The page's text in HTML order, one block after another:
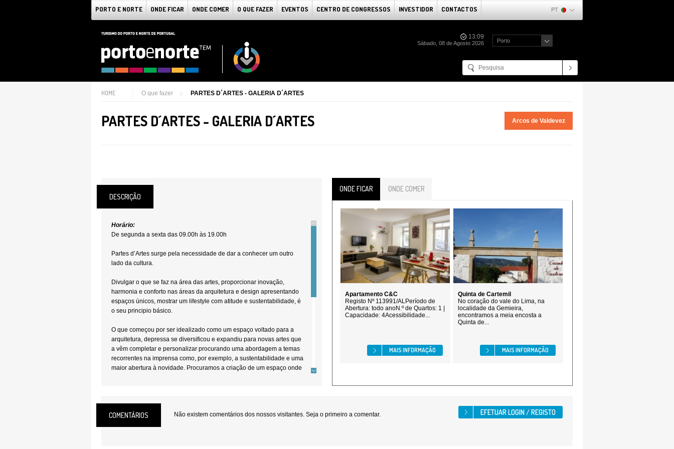
PORTO E NORTE ONDE FICAR ONDE COMER O QUE FAZER EVENTOS CENTRO DE CONGRESSOS INVESTIDOR CONTACTOS PT
13:09
Sábado, 08 de Agosto 2026 Porto
HOME O que fazer PARTES D´ARTES - GALERIA D´ARTES
PARTES D´ARTES - GALERIA D´ARTES Arcos de Valdevez
DESCRIÇÃO
Horário:
De segunda a sexta das 09.00h às 19.00h
Partes d’Artes surge pela necessidade de dar a conhecer um outro
lado da cultura.
Divulgar o que se faz na área das artes, proporcionar inovação,
harmonia e conforto nas áreas da arquitetura e design apresentando
espaços únicos, mostrar um lifestyle com atitude e sustentabilidade, é
o seu principio básico.
O que começou por ser idealizado como um espaço voltado para a
arquitetura, depressa se diversificou e expandiu para novas artes que
a vêm completar e personalizar procurando uma abordagem a temas
recorrentes na imprensa como, por exemplo, a sustentabilidade e uma
maior abertura à novidade. Procuramos a criação de um espaço onde
sintam que ocupam um papel importante na comunidade,
ONDE FICAR ONDE COMER
Apartamento C&C
Registo Nº 113991/ALPeríodo de
Abertura: todo anoN.º de Quartos: 1 |
Capacidade: 4Acessibilidade...
MAIS INFORMAÇÃO
Quinta de Cartemil
No coração do vale do Lima, na
localidade da Gemieira,
encontramos a meia encosta a
Quinta de...
MAIS INFORMAÇÃO
COMENTÁRIOS Não existem comentários dos nossos visitantes. Seja o primeiro a comentar.